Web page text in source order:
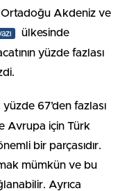
Akdeniz ve
ülkesinde
yüzde fazlası
yüzde 67’den fazlası
Avrupa için Türk
bir parçasıdır.
mümkün ve bu
Ayrıca